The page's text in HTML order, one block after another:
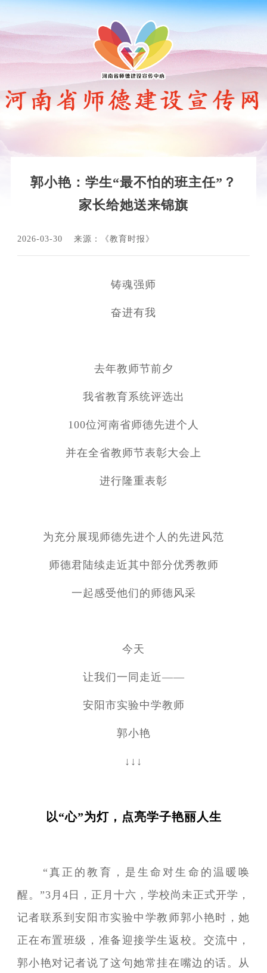
郭小艳：学生“最不怕的班主任”？
家长给她送来锦旗
2026-03-30 来源：《教育时报》
铸魂强师
奋进有我
去年教师节前夕
我省教育系统评选出
100位河南省师德先进个人
并在全省教师节表彰大会上
进行隆重表彰
为充分展现师德先进个人的先进风范
师德君陆续走近其中部分优秀教师
一起感受他们的师德风采
今天
让我们一同走近——
安阳市实验中学教师
郭小艳
↓↓↓
以“心”为灯，点亮学子艳丽人生
“真正的教育，是生命对生命的温暖唤
醒。”3月4日，正月十六，学校尚未正式开学，
记者联系到安阳市实验中学教师郭小艳时，她
正在布置班级，准备迎接学生返校。交流中，
郭小艳对记者说了这句她常挂在嘴边的话。从